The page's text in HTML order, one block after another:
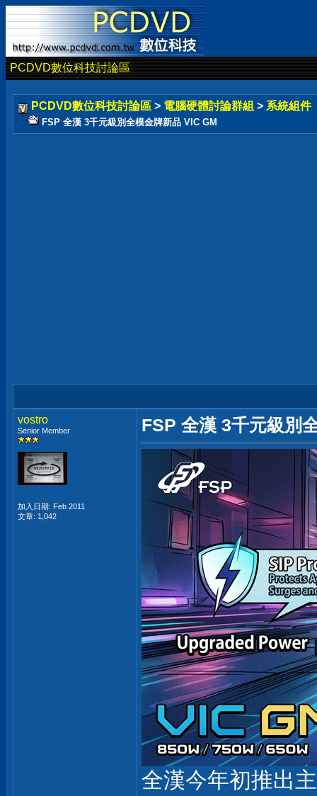
PCDVD數位科技討論區
PCDVD數位科技討論區 > 電腦硬體討論群組 > 系統組件
FSP 全漢 3千元級別全模金牌新品 VIC GM
vostro
Senior Member
加入日期: Feb 2011
文章: 1,042
FSP 全漢 3千元級別
全漢今年初推出